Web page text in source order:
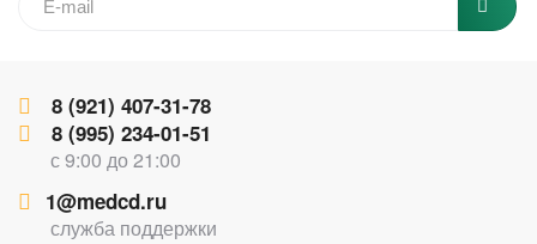
8 (921) 407-31-78
8 (995) 234-01-51
с 9:00 до 21:00
1@medcd.ru
служба поддержки